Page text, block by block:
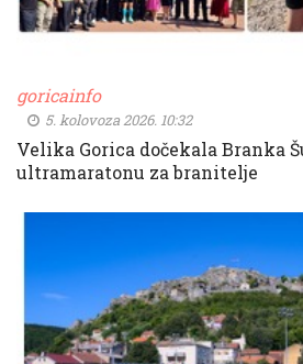
goricainfo
5. kolovoza 2026. 10:32
Velika Gorica dočekala Branka
ultramaratonu za branitelje